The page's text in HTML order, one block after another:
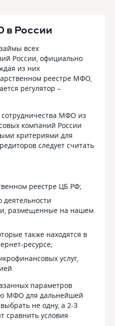
в России
всех
России, официально
из них
реестре МФО,
регулятор –
МФО из
компаний России
критериями для
следует считать
реестре ЦБ РФ;
деятельности
размещенные на нашем
также находятся в
ресурсе;
услуг,
параметров
МФО для дальнейшей
не одну, а 2-3
сравнить условия